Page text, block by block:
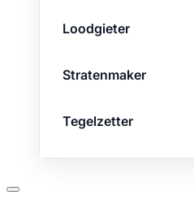
Loodgieter
Stratenmaker
Tegelzetter